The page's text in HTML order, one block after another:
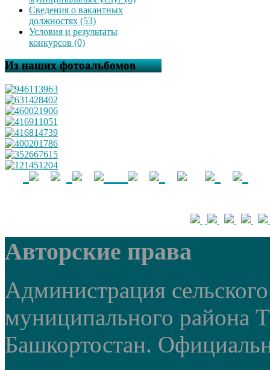
Сведения о вакантных
должностях (53)
Условия и результаты
конкурсов (0)
Из наших фотоальбомов
Авторские права
Администрация
муниципального района
Башкортостан.